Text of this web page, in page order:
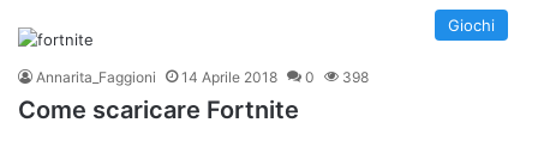
Giochi
Annarita_Faggioni 14 Aprile 2018 0 398
Come scaricare Fortnite